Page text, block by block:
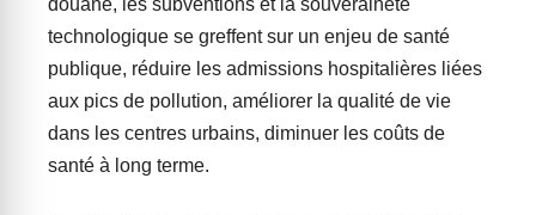
douane, les subventions et la souveraineté
technologique se greffent sur un enjeu de santé
publique, réduire les admissions hospitalières liées
aux pics de pollution, améliorer la qualité de vie
dans les centres urbains, diminuer les coûts de
santé à long terme.